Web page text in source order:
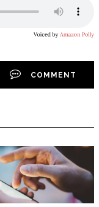
COMMENT